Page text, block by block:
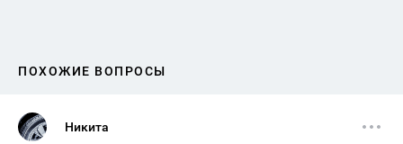
ПОХОЖИЕ ВОПРОСЫ
Никита